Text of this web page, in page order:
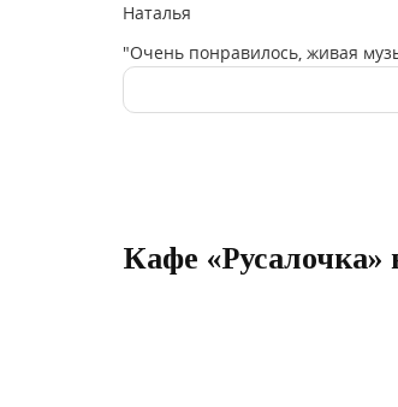
Наталья
"Очень понравилось, живая
Кафе «Русалочка»